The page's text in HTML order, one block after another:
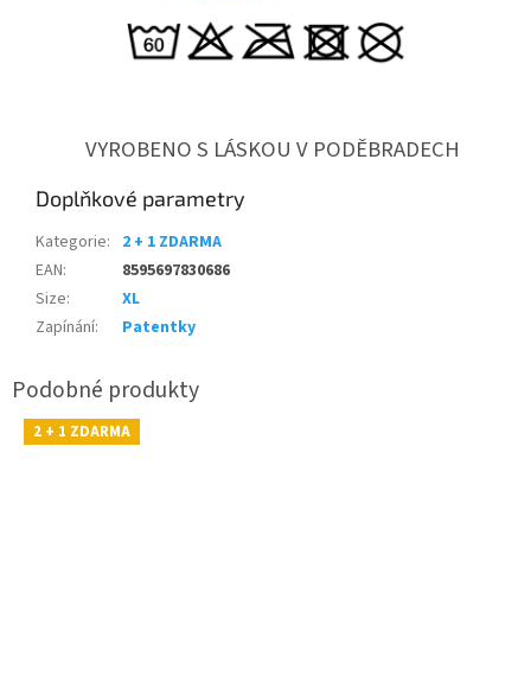
VYROBENO S LÁSKOU V PODĚBRADECH
Doplňkové parametry
Kategorie: 2 + 1 ZDARMA
EAN:
8595697830686
Size:
XL
Zapínání: Patentky
2 + 1 ZDARMA